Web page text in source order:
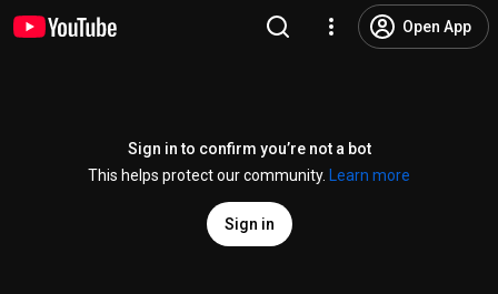
Open App
Sign in to confirm you’re not a bot
This helps protect our community.
Learn more
Sign in